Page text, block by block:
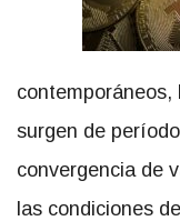
surgen de
convergencia de
las condiciones